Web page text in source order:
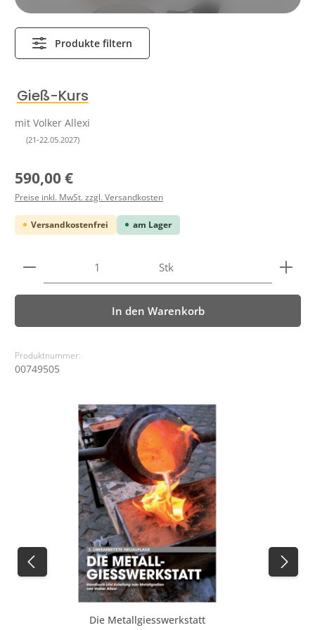
Produkte filtern
Gieß-Kurs
mit Volker Allexi
(21-22.05.2027)
Regulärer Preis:
590,00 €
Preise inkl. MwSt. zzgl. Versandkosten
Versandkostenfrei am Lager
Produkt Anzahl: Gib den gewünschten Wert ein
Stk
In den Warenkorb
Produktnummer:
00749505
Produktgalerie überspringen
Die Metallgiesswerkstatt